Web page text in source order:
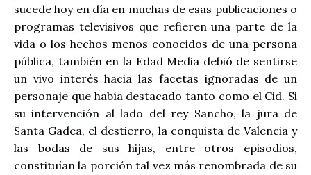
sucede hoy en día en muchas de esas publicaciones o
programas televisivos que refieren una parte de la
vida o los hechos menos conocidos de una persona
pública, también en la Edad Media debió de sentirse
un vivo interés hacia las facetas ignoradas de un
personaje que había destacado tanto como el Cid. Si
su intervención al lado del rey Sancho, la jura de
Santa Gadea, el destierro, la conquista de Valencia y
las bodas de sus hijas, entre otros episodios,
constituían la porción tal vez más renombrada de su